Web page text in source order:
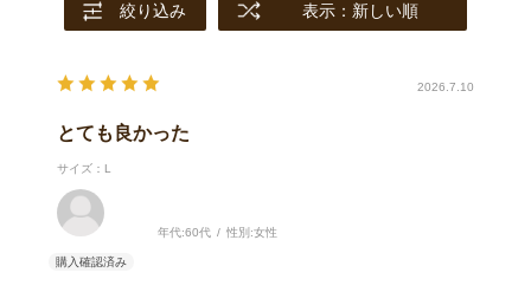
絞り込み 表示：新しい順
2026.7.10
とても良かった
サイズ：L
年代:60代 性別:女性